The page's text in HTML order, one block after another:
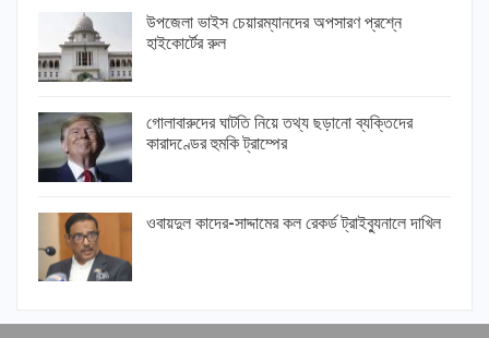
উপজেলা ভাইস চেয়ারম্যানদের অপসারণ প্রশ্নে
হাইকোর্টের রুল
গোলাবারুদের ঘাটতি নিয়ে তথ্য ছড়ানো ব্যক্তিদের
কারাদণ্ডের হুমকি ট্রাম্পের
ওবায়দুল কাদের-সাদ্দামের কল রেকর্ড ট্রাইব্যুনালে দাখিল